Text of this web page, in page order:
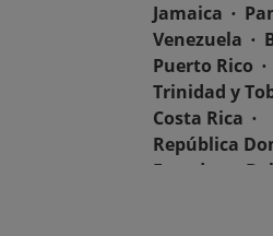
Jamaica
Venezuela
Puerto Rico
Trinidad y
Costa Rica
República
Ecuador